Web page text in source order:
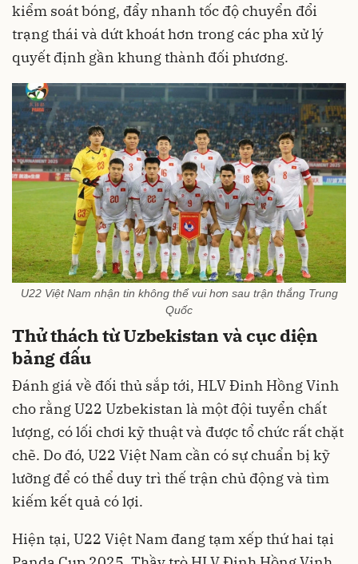
kiểm soát bóng, đẩy nhanh tốc độ chuyển đổi
trạng thái và dứt khoát hơn trong các pha xử lý
quyết định gần khung thành đối phương.
U22 Việt Nam nhận tin không thể vui hơn sau trận thắng Trung
Quốc
Thử thách từ Uzbekistan và cục diện
bảng đấu
Đánh giá về đối thủ sắp tới, HLV Đinh Hồng Vinh
cho rằng U22 Uzbekistan là một đội tuyển chất
lượng, có lối chơi kỹ thuật và được tổ chức rất chặt
chẽ. Do đó, U22 Việt Nam cần có sự chuẩn bị kỹ
lưỡng để có thể duy trì thế trận chủ động và tìm
kiếm kết quả có lợi.
Hiện tại, U22 Việt Nam đang tạm xếp thứ hai tại